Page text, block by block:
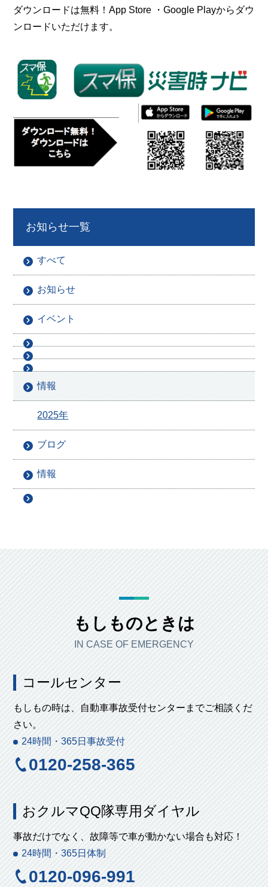
ダウンロードは無料！App Store ・Google Playからダウ
ンロードいただけます。
お知らせ一覧
すべて
お知らせ
イベント
情報
2025年
ブログ
情報
もしものときは
IN CASE OF EMERGENCY
コールセンター
もしもの時は、自動車事故受付センターまでご相談くだ
さい。
24時間・365日事故受付
0120-258-365
おクルマQQ隊専用ダイヤル
事故だけでなく、故障等で車が動かない場合も対応！
24時間・365日体制
0120-096-991